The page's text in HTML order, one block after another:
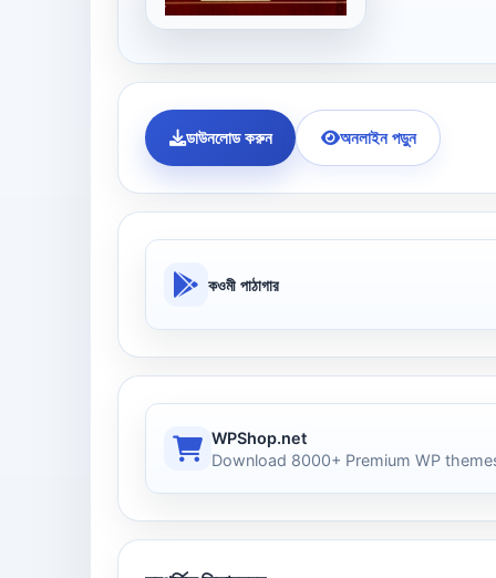
ডাউনলোড করুন অনলাইন পড়ুন
কওমী পাঠাগার
WPShop.net
Download 8000+ Premium WP